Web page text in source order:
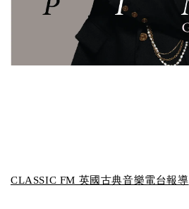
CLASSIC FM 英國古典音樂電台報導